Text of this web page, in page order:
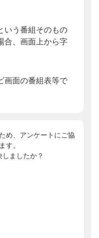
いう番組そのもの
合、画面上から字
画面の番組表等で
め、アンケートにご協
す。
ましたか？